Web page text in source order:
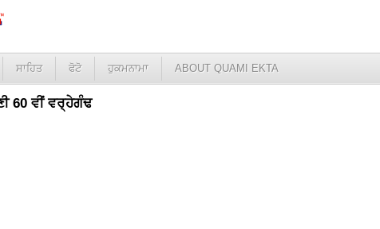
ਸਾਹਿਤ ਫੋਟੋ ਹੁਕਮਨਾਮਾ ABOUT QUAMI EKTA
60 ਵੀਂ ਵਰ੍ਹੇਗੰਢ